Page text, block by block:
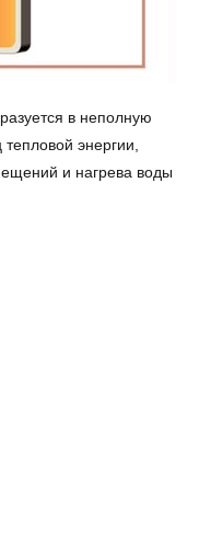
в неполную
энергии,
и нагрева воды